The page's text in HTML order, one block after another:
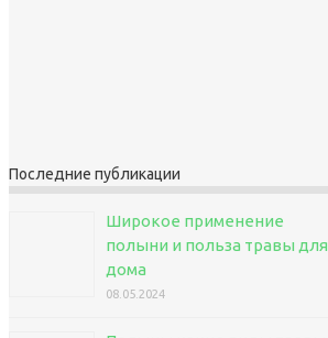
Последние публикации
Широкое применение
полыни и польза травы для
дома
08.05.2024